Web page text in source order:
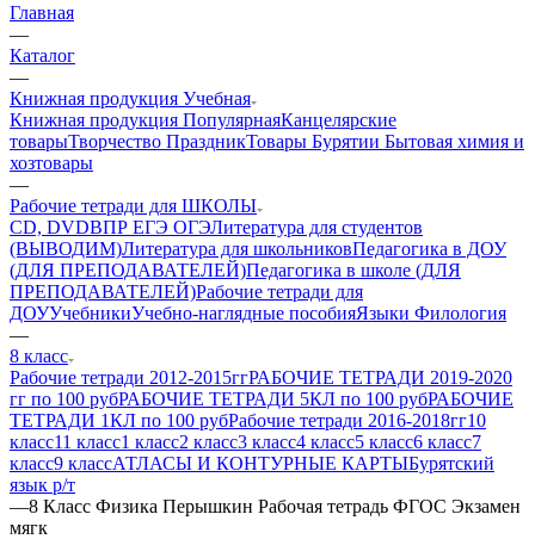
Главная
—
Каталог
—
Книжная продукция Учебная
Книжная продукция ПопулярнаяКанцелярские
товарыТворчество ПраздникТовары Бурятии Бытовая химия и
хозтовары
—
Рабочие тетради для ШКОЛЫ
CD, DVDВПР ЕГЭ ОГЭЛитература для студентов
(ВЫВОДИМ)Литература для школьниковПедагогика в ДОУ
(ДЛЯ ПРЕПОДАВАТЕЛЕЙ)Педагогика в школе (ДЛЯ
ПРЕПОДАВАТЕЛЕЙ)Рабочие тетради для
ДОУУчебникиУчебно-наглядные пособияЯзыки Филология
—
8 класс
Рабочие тетради 2012-2015ггРАБОЧИЕ ТЕТРАДИ 2019-2020
гг по 100 рубРАБОЧИЕ ТЕТРАДИ 5КЛ по 100 рубРАБОЧИЕ
ТЕТРАДИ 1КЛ по 100 рубРабочие тетради 2016-2018гг10
класс11 класс1 класс2 класс3 класс4 класс5 класс6 класс7
класс9 классАТЛАСЫ И КОНТУРНЫЕ КАРТЫБурятский
язык р/т
—8 Класс Физика Перышкин Рабочая тетрадь ФГОС Экзамен
мягк